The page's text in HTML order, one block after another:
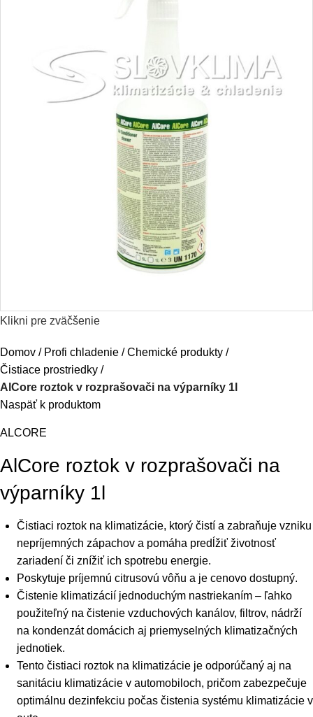
Klikni pre zväčšenie
Domov Profi chladenie
Chemické produkty
Čistiace prostriedky
AlCore roztok v rozprašovači na výparníky 1l
Naspäť k produktom
ALCORE
AlCore roztok v rozprašovači na
výparníky 1l
Čistiaci roztok na klimatizácie, ktorý čistí a zabraňuje vzniku
nepríjemných zápachov a pomáha predĺžiť životnosť
zariadení či znížiť ich spotrebu energie.
Poskytuje príjemnú citrusovú vôňu a je cenovo dostupný.
Čistenie klimatizácií jednoduchým nastriekaním – ľahko
použiteľný na čistenie vzduchových kanálov, filtrov, nádrží
na kondenzát domácich aj priemyselných klimatizačných
jednotiek.
Tento čistiaci roztok na klimatizácie je odporúčaný aj na
sanitáciu klimatizácie v automobiloch, pričom zabezpečuje
optimálnu dezinfekciu počas čistenia systému klimatizácie v